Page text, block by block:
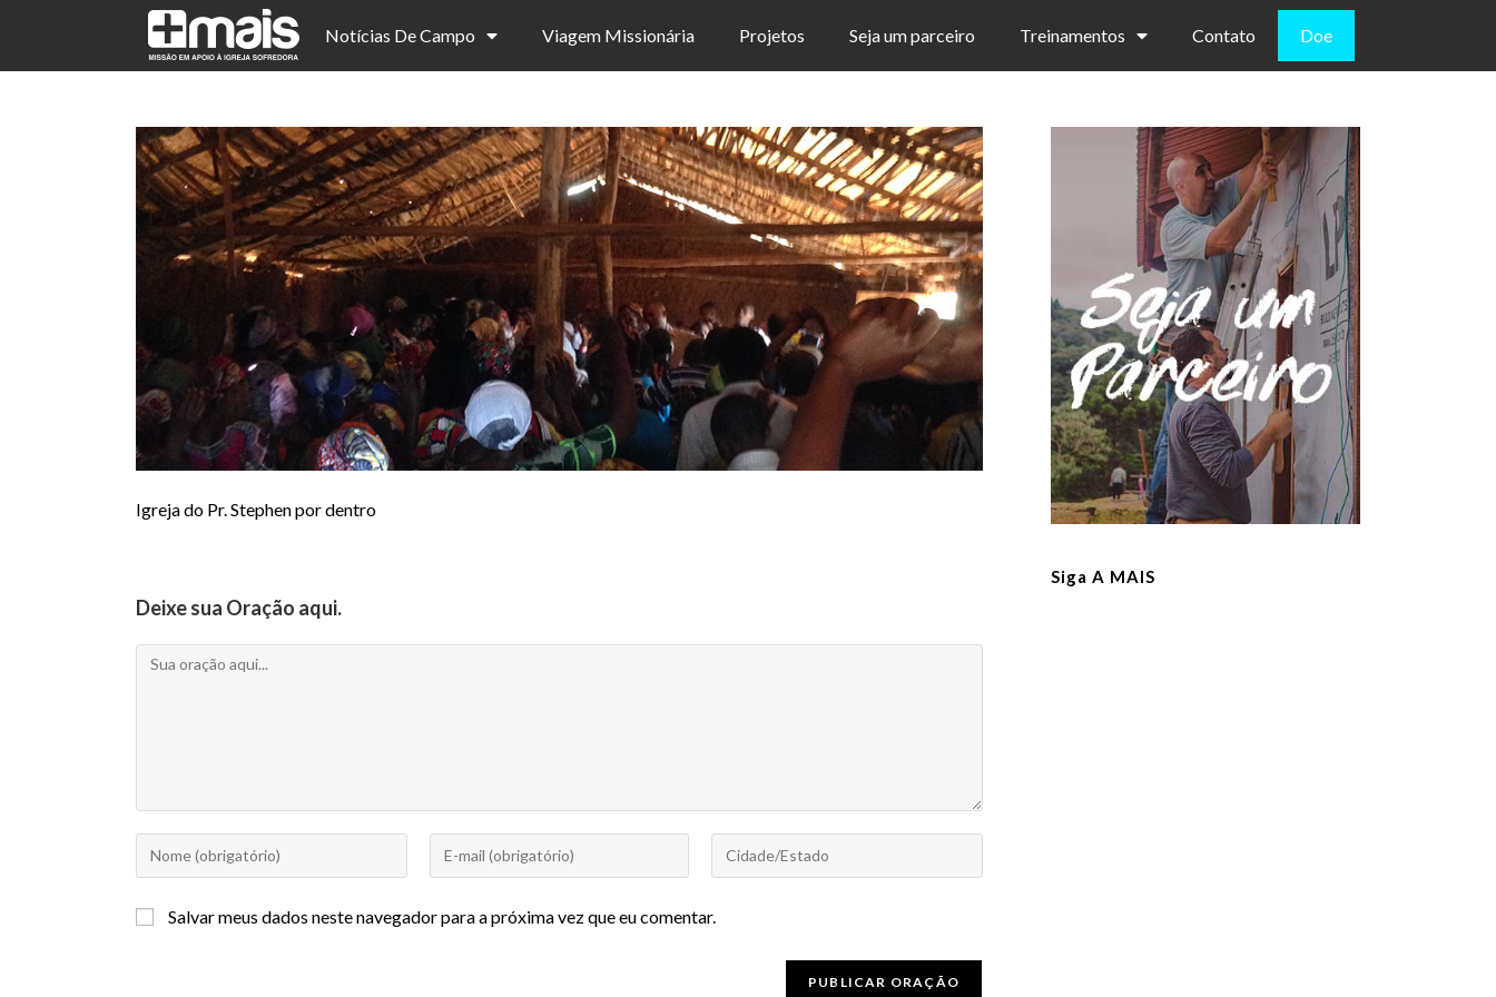
Notícias De Campo Viagem Missionária Projetos Seja um parceiro Treinamentos Contato Doe
Igreja do Pr. Stephen por dentro
Deixe sua Oração aqui.
Salvar meus dados neste navegador para a próxima vez que eu comentar.
Siga A MAIS